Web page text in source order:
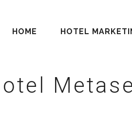
HOME HOTEL